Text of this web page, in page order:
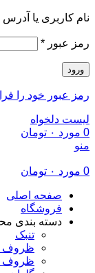
نام کاربری یا آدرس
رمز عبور *الزامی
ورود
رمز عبور خود را
لیست دلخواه
0 مورد ۰ تومان
منو
0 مورد ۰ تومان
صفحه اصلی
فروشگاه
دسته بندی
تنبک
ظروف
ظروف